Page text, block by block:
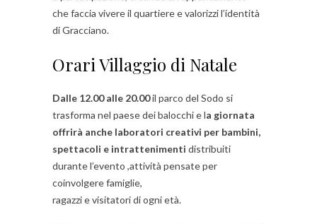
che faccia vivere il quartiere e valorizzi l’identità
di Gracciano.
Orari Villaggio di Natale
Dalle 12.00 alle 20.00il parco del Sodo si
trasforma nel paese dei balocchi e la giornata
offrirà anche laboratori creativi per bambini,
spettacoli e intrattenimenti distribuiti
durante l’evento ,attività pensate per
coinvolgere famiglie,
ragazzi e visitatori di ogni età.